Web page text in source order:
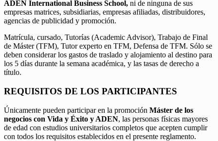
ADEN International Business School, ni de ninguna de sus
empresas matrices, subsidiarias, empresas afiliadas, distribuidores,
agencias de publicidad y promoción.
Matrícula, cursado, Tutorías (Academic Advisor), Trabajo de Final
de Máster (TFM), Tutor experto en TFM, Defensa de TFM. Sólo se
deben considerar los gastos de traslado y alojamiento al destino para
los 5 días durante la semana académica, y las tasas de derecho a
título.
REQUISITOS DE LOS PARTICIPANTES
Únicamente pueden participar en la promoción Máster de los
negocios con Vida y Éxito y ADEN, las personas físicas mayores
de edad con estudios universitarios completos que acepten cumplir
con todos los requisitos establecidos en el presente reglamento.